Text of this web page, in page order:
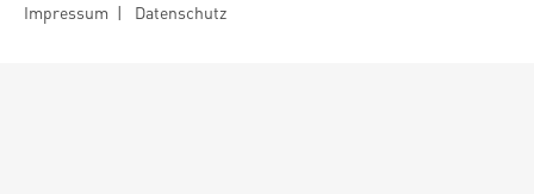
Impressum | Datenschutz